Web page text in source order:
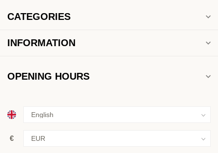
CATEGORIES
INFORMATION
OPENING HOURS
€